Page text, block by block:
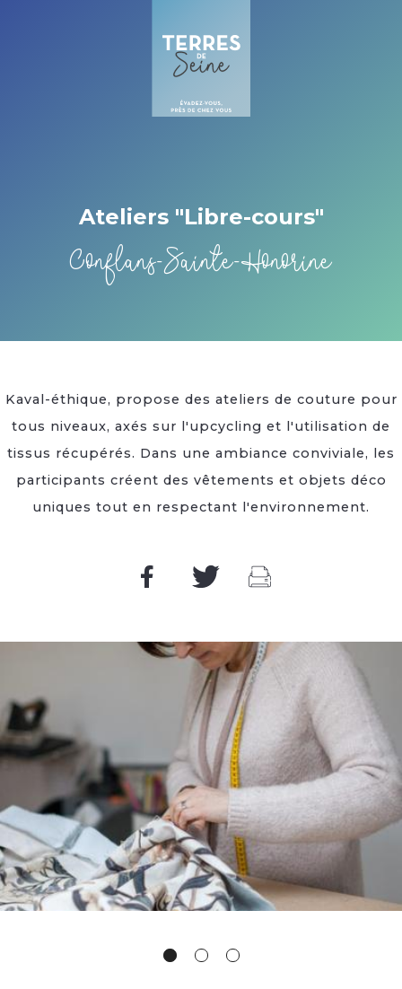
Ateliers "Libre-cours"
Conflans-Sainte-Honorine
Kaval-éthique, propose des ateliers de couture pour
tous niveaux, axés sur l'upcycling et l'utilisation de
tissus récupérés. Dans une ambiance conviviale, les
participants créent des vêtements et objets déco
uniques tout en respectant l'environnement.